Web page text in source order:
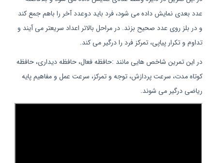
عدد بعدی نمایش داده می شود، فرد باید دوعدد آخر را باهم جمع کند
و در بلز روی عدد صحیح بزند. در مراحل بالاتر اعداد سریعتر می آیند و
تداوم و تکرار پیاپی، تمرکز فرد را درگیر می کند.
در این تمرین شاخص هایی مانند :حافظه فعال، حافظه دیداری، حافظه
کوتاه مدت، سرعت پردازش، توجه و تمرکز، سرعت عمل و مفاهیم پایه
ریاضی درگیر می شوند.